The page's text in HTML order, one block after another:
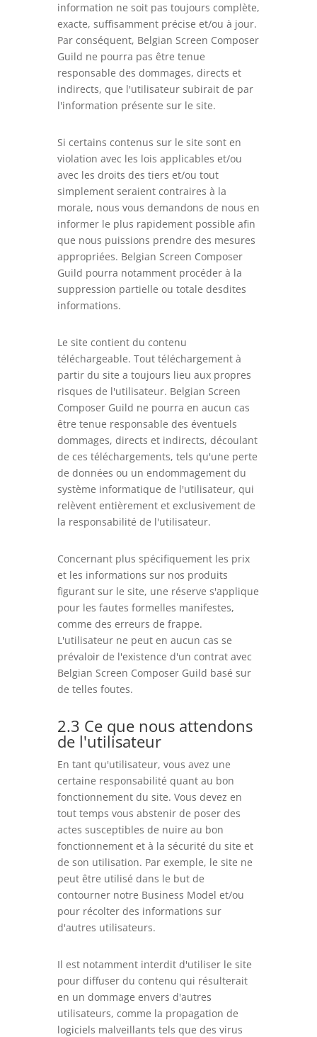
information ne soit pas toujours complète,
exacte, suffisamment précise et/ou à jour.
Par conséquent, Belgian Screen Composer
Guild ne pourra pas être tenue
responsable des dommages, directs et
indirects, que l'utilisateur subirait de par
l'information présente sur le site.
Si certains contenus sur le site sont en
violation avec les lois applicables et/ou
avec les droits des tiers et/ou tout
simplement seraient contraires à la
morale, nous vous demandons de nous en
informer le plus rapidement possible afin
que nous puissions prendre des mesures
appropriées. Belgian Screen Composer
Guild pourra notamment procéder à la
suppression partielle ou totale desdites
informations.
Le site contient du contenu
téléchargeable. Tout téléchargement à
partir du site a toujours lieu aux propres
risques de l'utilisateur. Belgian Screen
Composer Guild ne pourra en aucun cas
être tenue responsable des éventuels
dommages, directs et indirects, découlant
de ces téléchargements, tels qu'une perte
de données ou un endommagement du
système informatique de l'utilisateur, qui
relèvent entièrement et exclusivement de
la responsabilité de l'utilisateur.
Concernant plus spécifiquement les prix
et les informations sur nos produits
figurant sur le site, une réserve s'applique
pour les fautes formelles manifestes,
comme des erreurs de frappe.
L'utilisateur ne peut en aucun cas se
prévaloir de l'existence d'un contrat avec
Belgian Screen Composer Guild basé sur
de telles foutes.
2.3 Ce que nous attendons
de l'utilisateur
En tant qu'utilisateur, vous avez une
certaine responsabilité quant au bon
fonctionnement du site. Vous devez en
tout temps vous abstenir de poser des
actes susceptibles de nuire au bon
fonctionnement et à la sécurité du site et
de son utilisation. Par exemple, le site ne
peut être utilisé dans le but de
contourner notre Business Model et/ou
pour récolter des informations sur
d'autres utilisateurs.
Il est notamment interdit d'utiliser le site
pour diffuser du contenu qui résulterait
en un dommage envers d'autres
utilisateurs, comme la propagation de
logiciels malveillants tels que des virus